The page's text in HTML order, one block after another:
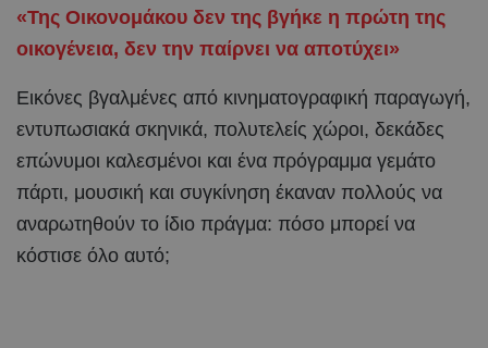
«Της Οικονομάκου δεν της βγήκε η πρώτη της
οικογένεια, δεν την παίρνει να αποτύχει»
Εικόνες βγαλμένες από κινηματογραφική παραγωγή,
εντυπωσιακά σκηνικά, πολυτελείς χώροι, δεκάδες
επώνυμοι καλεσμένοι και ένα πρόγραμμα γεμάτο
πάρτι, μουσική και συγκίνηση έκαναν πολλούς να
αναρωτηθούν το ίδιο πράγμα: πόσο μπορεί να
κόστισε όλο αυτό;